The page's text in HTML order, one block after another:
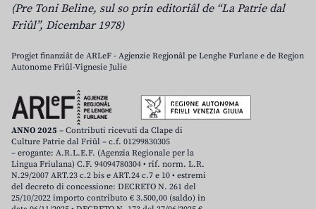
(Pre Toni Beline, sul so prin editoriâl de “La Patrie dal
Friûl”, Dicembar 1978)
Progjet finanziât de ARLeF - Agjenzie Regjonâl pe Lenghe Furlane e de Regjon
Autonome Friûl-Vignesie Julie
ANNO 2025 – Contributi ricevuti da Clape di
Culture Patrie dal Friûl – c.f. 01299830305
– erogante: A.R.L.E.F. (Agenzia Regionale per la
Lingua Friulana) C.F. 94094780304 • rif. norm. L.R.
N.29/2007 ART.23 c.2 bis e ART.24 c.7 e 10 • estremi
del decreto di concessione: DECRETO N. 261 del
25/10/2022 importo contributo € 3.500,00 (saldo) in